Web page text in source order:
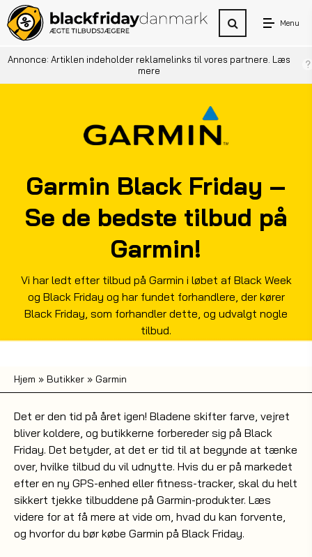
Menu
Annonce: Artiklen indeholder reklamelinks til vores partnere. Læs
mere
Garmin Black Friday –
Se de bedste tilbud på
Garmin!
Vi har ledt efter tilbud på Garmin i løbet af Black Week
og Black Friday og har fundet forhandlere, der kører
Black Friday, som forhandler dette, og udvalgt nogle
tilbud.
Hjem » Butikker » Garmin
Det er den tid på året igen! Bladene skifter farve, vejret
bliver koldere, og butikkerne forbereder sig på Black
Friday. Det betyder, at det er tid til at begynde at tænke
over, hvilke tilbud du vil udnytte. Hvis du er på markedet
efter en ny GPS-enhed eller fitness-tracker, skal du helt
sikkert tjekke tilbuddene på Garmin-produkter. Læs
videre for at få mere at vide om, hvad du kan forvente,
og hvorfor du bør købe Garmin på Black Friday.